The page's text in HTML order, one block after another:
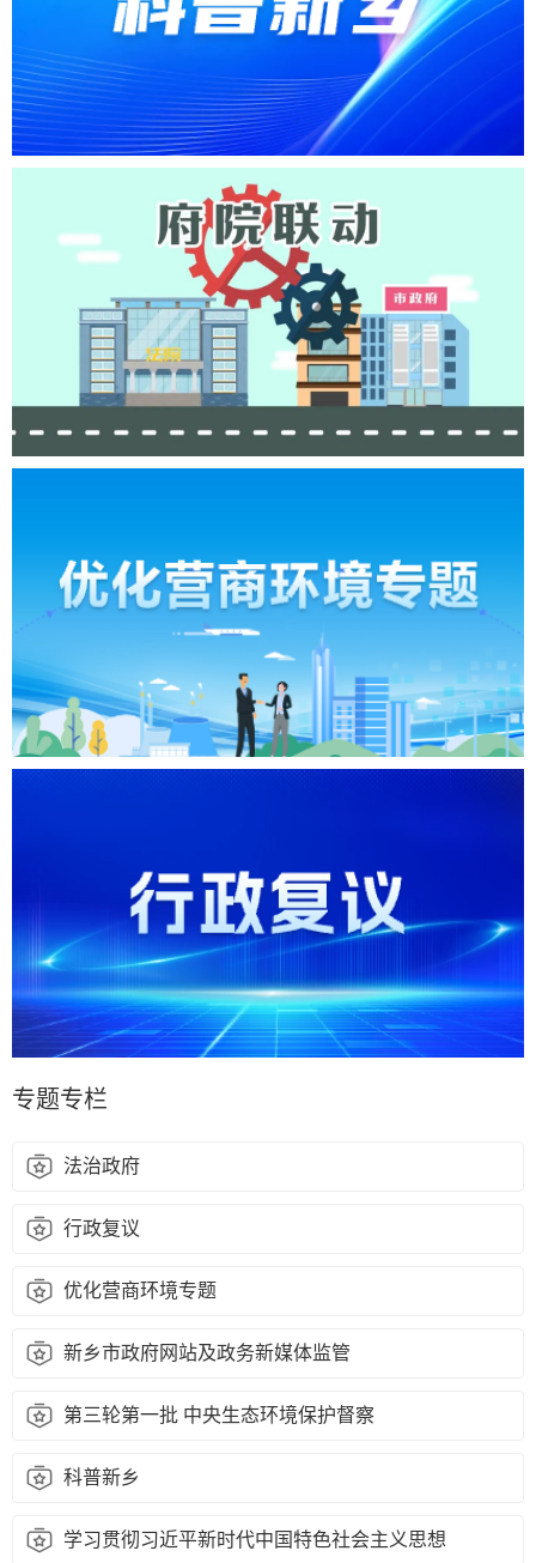
科普新乡
专题专栏
法治政府
行政复议
优化营商环境专题
新乡市政府网站及政务新媒体监管
第三轮第一批 中央生态环境保护督察
科普新乡
学习贯彻习近平新时代中国特色社会主义思想